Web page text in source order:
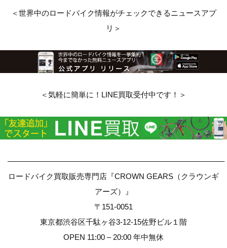
＜世界中のロードバイク情報がチェックできるニュースアプ
リ＞
＜気軽に簡単に！LINE買取受付中です！＞
————————————————————————————–
ロードバイク買取販売専門店『CROWN GEARS（クラウンギ
アーズ）』
〒151-0051
東京都渋谷区千駄ヶ谷3-12-15佐野ビル１階
OPEN 11:00 – 20:00 年中無休